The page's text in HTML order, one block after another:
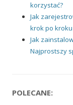
korzystać?
Jak
krok po kroku
Jak
Najprostszy
POLECANE: